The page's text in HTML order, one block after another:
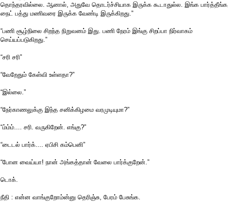
தொந்தரவில்லை. ஆனால், அதுவே தொடர்ச்சியாக இருக்க கூடாதுல்ல. இங்க பார்த்தீங்க,
நைட் பத்து மணிவரை இருக்க வேண்டி இருக்கிறது.”
“பணி சூழ்நிலை சிறந்த நிறுவனம் இது. பணி நேரம் இங்கு சிறப்பா நிர்வாகம்
செய்யப்படுகிறது.”
“சரி சரி”
“வேறேதும் கேள்வி உள்ளதா?”
“இல்லை.”
“நேர்காணலுக்கு இந்த சனிக்கிழமை வரமுடியுமா?”
“ம்ம்ம்.... சரி. வருகிறேன். எங்கு?”
“டைடல் பார்க்.... ஏபிசி கம்பெனி”
“போன வைய்யா! நான் அங்கத்தான் வேலை பார்க்குறேன்.”
டொக்.
நீதி : என்ன வாங்குறோம்ன்னு தெரிஞ்சு, பேரம் பேசுங்க.